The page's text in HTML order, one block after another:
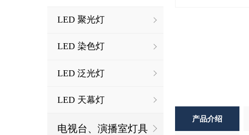
LED 聚光灯
LED 染色灯
LED 泛光灯
LED 天幕灯
电视台、演播室灯具
产品介绍